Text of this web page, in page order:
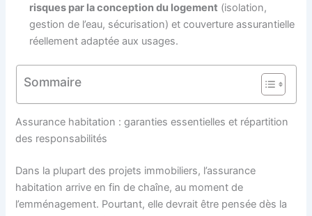
risques par la conception du logement (isolation,
gestion de l’eau, sécurisation) et couverture assurantielle
réellement adaptée aux usages.
Sommaire
Assurance habitation : garanties essentielles et répartition
des responsabilités
Dans la plupart des projets immobiliers, l’assurance
habitation arrive en fin de chaîne, au moment de
l’emménagement. Pourtant, elle devrait être pensée dès la